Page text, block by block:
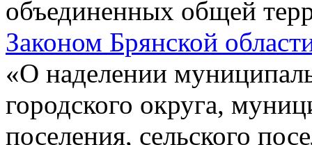
объединенных общей
Законом Брянской
«О наделении
городского округа,
поселения, сельского